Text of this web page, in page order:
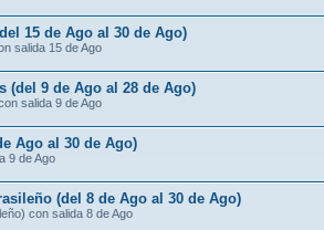
15 de Ago al 30 de Ago)
salida 15 de Ago
(del 9 de Ago al 28 de Ago)
salida 9 de Ago
Ago al 30 de Ago)
9 de Ago
(del 8 de Ago al 30 de Ago)
con salida 8 de Ago